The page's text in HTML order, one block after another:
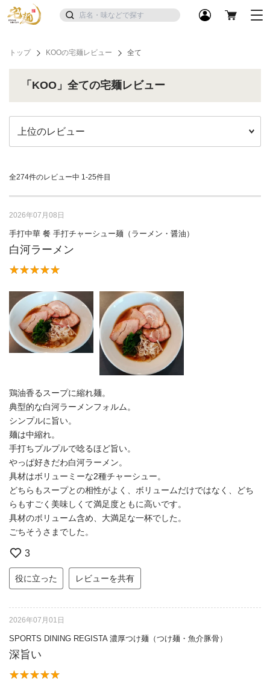
トップ KOOの宅麺レビュー 全て
「KOO」全ての宅麺レビュー
全274件のレビュー中 1-25件目
2026年07月08日
手打中華 餐 手打チャーシュー麺（ラーメン・醤油）
白河ラーメン
鶏油香るスープに縮れ麺。
典型的な白河ラーメンフォルム。
シンプルに旨い。
麺は中縮れ。
手打ちプルプルで唸るほど旨い。
やっぱ好きだわ白河ラーメン。
具材はボリューミーな2種チャーシュー。
どちらもスープとの相性がよく、ボリュームだけではなく、どち
らもすごく美味しくて満足度ともに高いです。
具材のボリューム含め、大満足な一杯でした。
ごちそうさまでした。
3
役に立った レビューを共有
2026年07月01日
SPORTS DINING REGISTA 濃厚つけ麺（つけ麺・魚介豚骨）
深旨い